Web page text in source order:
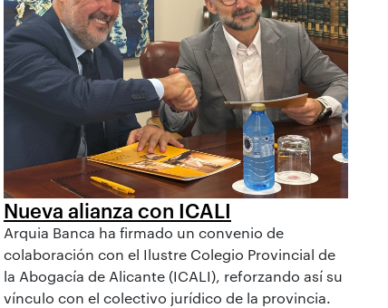
Nueva alianza con ICALI
Arquia Banca ha firmado un convenio de
colaboración con el Ilustre Colegio Provincial de
la Abogacía de Alicante (ICALI), reforzando así su
vínculo con el colectivo jurídico de la provincia.